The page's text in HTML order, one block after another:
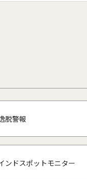
脱警報
ンドスポットモニター